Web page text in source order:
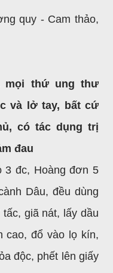
quy - Cam thảo,
mọi thứ ung thư
và lở tay, bất cứ
có tác dụng trị
đau
3 đc, Hoàng đơn 5
Dâu, đều dùng
giã nát, lấy dầu
cao, đổ vào lọ kín,
độc, phết lên giấy